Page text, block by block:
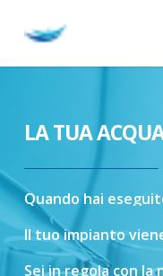
LA TUA
Quando hai
Il tuoimpianto
Seiinregola con la